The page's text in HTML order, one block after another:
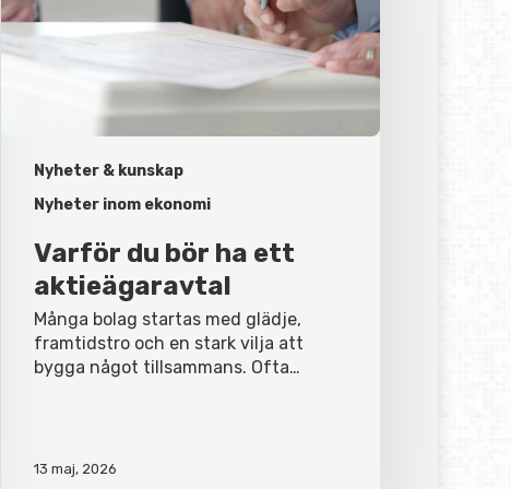
Nyheter & kunskap
Nyheter inom ekonomi
ett
aktieägaravtal
Varför du bör ha ett
aktieägaravtal
Många bolag startas med glädje,
framtidstro och en stark vilja att
bygga något tillsammans. Ofta…
13 maj, 2026